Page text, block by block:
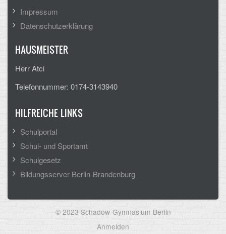
Impressum
Datenschutzerklärung
HAUSMEISTER
Herr Atci
Telefonnummer: 0174-3143940
HILFREICHE LINKS
Schulportal
Schul- und Sportamt
Schulgesetz
Bildungsserver Berlin-Brandenburg
© 2023 Schadow-Gymnasium Berlin
Anmelden